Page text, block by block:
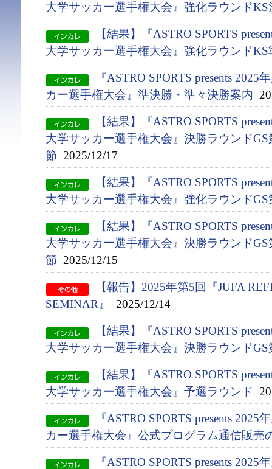
大学サッカー選手権大会』強化ラウンドKS
【結果】『ASTRO SPORTS
大学サッカー選手権大会』強化ラウンドKS
『ASTRO SPORTS presents
カー選手権大会』準決勝・準々決勝案内
【結果】『ASTRO SPORTS
大学サッカー選手権大会』決勝ラウンド
節 2025/12/17
【結果】『ASTRO SPORTS
大学サッカー選手権大会』強化ラウンドGS
【結果】『ASTRO SPORTS
大学サッカー選手権大会』決勝ラウンド
節 2025/12/15
【報告】2025年第5回『JUFA
SEMINAR』
2025/12/14
【結果】『ASTRO SPORTS
大学サッカー選手権大会』決勝ラウンドGS
【結果】『ASTRO SPORTS
大学サッカー選手権大会』予選ラウンド
『ASTRO SPORTS presents
カー選手権大会』公式プログラム通信販売
『ASTRO SPORTS presents